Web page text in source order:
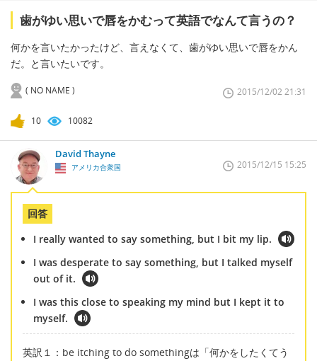
歯がゆい思いで唇をかむって英語でなんて言うの？
何かを言いたかったけど、言えなくて、歯がゆい思いで唇をかん
だ。と言いたいです。
( NO NAME ) 2015/12/02 21:31
10 10082
David Thayne
アメリカ合衆国 2015/12/15 15:25
回答
I really wanted to say something, but I bit my lip.
I was desperate to say something, but I talked myself
out of it.
I was this close to speaking my mind but I kept it to
myself.
英訳１：be itching to do somethingは「何かをしたくてう